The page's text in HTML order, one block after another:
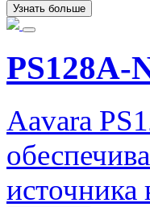
Узнать больше
PS128A-
Aavara